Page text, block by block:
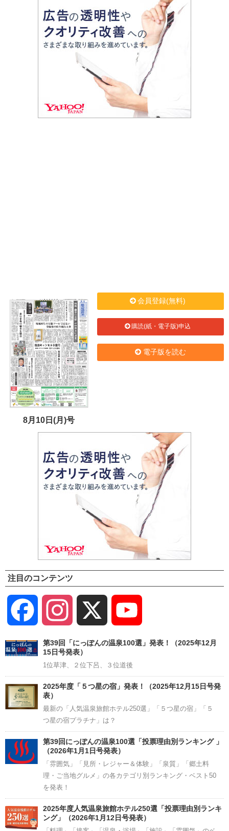
8月10日(月)号
会員登録(無料)
購読(紙・電子版)申込
電子版を読む
注目のコンテンツ
Facebook Instagram
Channel
第39回「にっぽんの温泉100選」発表！（2025年12月
15日号発表）
1位草津、２位下呂、３位道後
2025年度「５つ星の宿」発表！（2025年12月15日号発
表）
最新の「人気温泉旅館ホテル250選」「５つ星の宿」「５
つ星の宿プラチナ」は？
第39回にっぽんの温泉100選「投票理由別ランキング 」
（2026年1月1日号発表）
「雰囲気」「見所・レジャー＆体験」「泉質」「郷土料
理・ご当地グルメ」の各カテゴリ別ランキング・ベスト50
を発表！
2025年度人気温泉旅館ホテル250選「投票理由別ランキ
ング」（2026年1月12日号発表）